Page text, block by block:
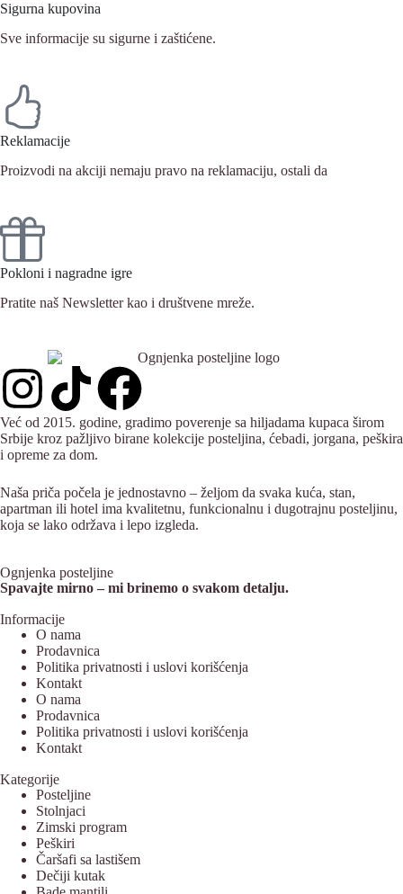
Sigurna kupovina
Sve informacije su sigurne i zaštićene.
Reklamacije
Proizvodi na akciji nemaju pravo na reklamaciju, ostali da
Pokloni i nagradne igre
Pratite naš Newsletter kao i društvene mreže.
Već od 2015. godine, gradimo poverenje sa hiljadama kupaca širom
Srbije kroz pažljivo birane kolekcije posteljina, ćebadi, jorgana, peškira
i opreme za dom.
Naša priča počela je jednostavno – željom da svaka kuća, stan,
apartman ili hotel ima kvalitetnu, funkcionalnu i dugotrajnu posteljinu,
koja se lako održava i lepo izgleda.
Ognjenka posteljine
Spavajte mirno – mi brinemo o svakom detalju.
Informacije
O nama
Prodavnica
Politika privatnosti i uslovi korišćenja
Kontakt
O nama
Prodavnica
Politika privatnosti i uslovi korišćenja
Kontakt
Kategorije
Posteljine
Stolnjaci
Zimski program
Peškiri
Čaršafi sa lastišem
Dečiji kutak